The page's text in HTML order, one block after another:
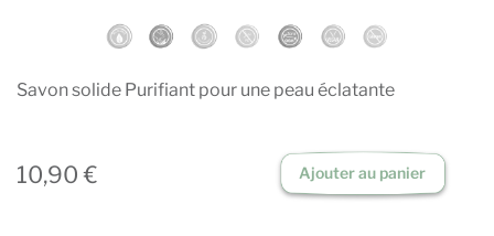
Savon solide Purifiant pour une peau éclatante
10,90 € Ajouter au panier